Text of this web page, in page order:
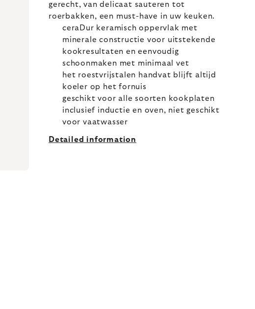
gerecht, van delicaat sauteren tot
roerbakken, een must-have in uw keuken.
ceraDur keramisch oppervlak met
minerale constructie voor uitstekende
kookresultaten en eenvoudig
schoonmaken met minimaal vet
het roestvrijstalen handvat blijft altijd
koeler op het fornuis
geschikt voor alle soorten kookplaten
inclusief inductie en oven, niet geschikt
voor vaatwasser
Detailed information